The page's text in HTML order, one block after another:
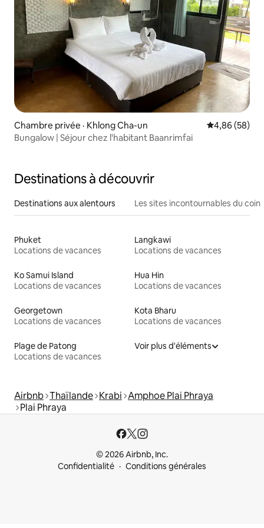
Chambre privée · Khlong Cha-un Note
4,86 (58)
Bungalow | Séjour chez l'habitant Baanrimfai
Destinations à découvrir
Destinations aux alentours Les sites incontournables du coin
Phuket
Locations de vacances
Langkawi
Locations de vacances
Ko Samui Island
Locations de vacances
Hua Hin
Locations de vacances
Georgetown
Locations de vacances
Kota Bharu
Locations de vacances
Plage de Patong
Locations de vacances
Voir plus d'éléments
Airbnb Thaïlande Krabi Amphoe Plai Phraya
Plai Phraya
© 2026 Airbnb, Inc.
Confidentialité
Conditions générales